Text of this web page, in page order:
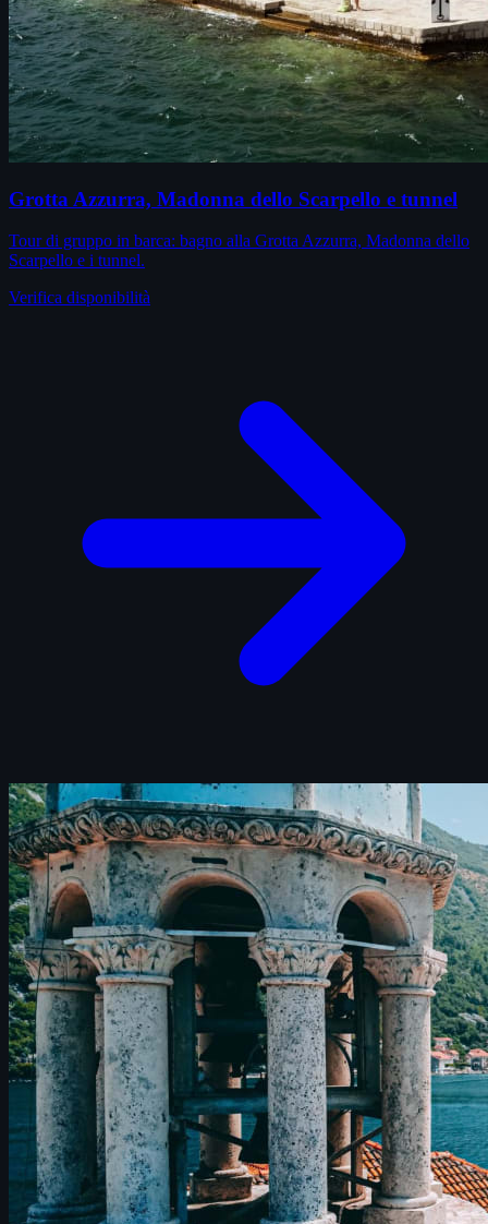
Grotta Azzurra, Madonna dello Scarpello e tunnel
Tour di gruppo in barca: bagno alla Grotta Azzurra, Madonna dello
Scarpello e i tunnel.
Verifica disponibilità